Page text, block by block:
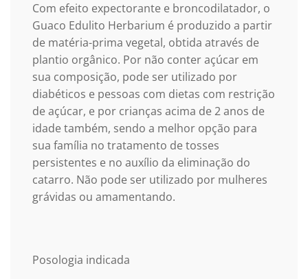
Com efeito expectorante e broncodilatador, o
Guaco Edulito Herbarium é produzido a partir
de matéria-prima vegetal, obtida através de
plantio orgânico. Por não conter açúcar em
sua composição, pode ser utilizado por
diabéticos e pessoas com dietas com restrição
de açúcar, e por crianças acima de 2 anos de
idade também, sendo a melhor opção para
sua família no tratamento de tosses
persistentes e no auxílio da eliminação do
catarro. Não pode ser utilizado por mulheres
grávidas ou amamentando.
Posologia indicada